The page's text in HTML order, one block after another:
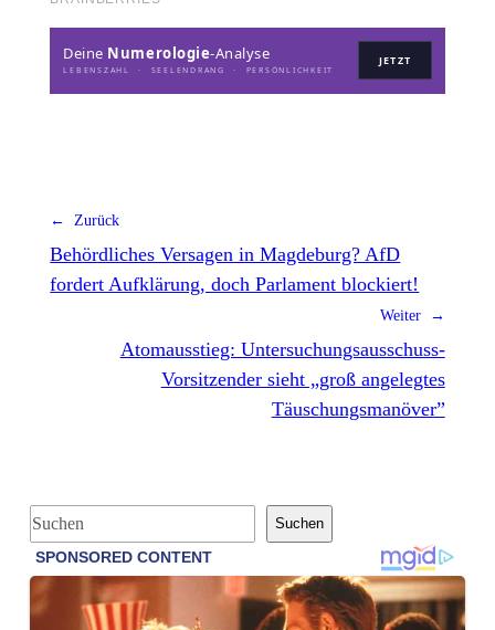
Deine Numerologie-Analyse
LEBENSZAHL · SEELENDRANG · PERSÖNLICHKEIT
JETZT
← Zurück
Behördliches Versagen in Magdeburg? AfD
fordert Aufklärung, doch Parlament blockiert!
Weiter →
Atomausstieg: Untersuchungsausschuss-
Vorsitzender sieht „groß angelegtes
Täuschungsmanöver”
S
u
Suchen